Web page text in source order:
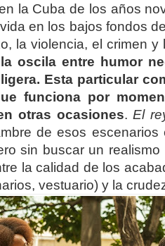
la Cuba de los años
en los bajos fondos
la violencia, el crimen y
oscila entre humor
Esta particular
funciona por
otras ocasiones.El
de esos
sin buscar un
la calidad de los
vestuario) y la